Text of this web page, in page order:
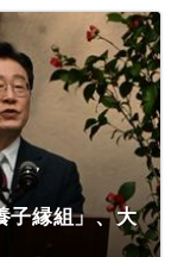
子縁組」、大